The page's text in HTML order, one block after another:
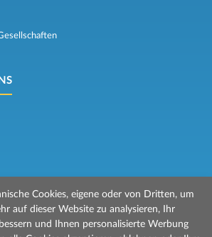
Cookies, eigene oder von Dritten, um
auf dieser Website zu analysieren, Ihr
und Ihnen personalisierte Werbung